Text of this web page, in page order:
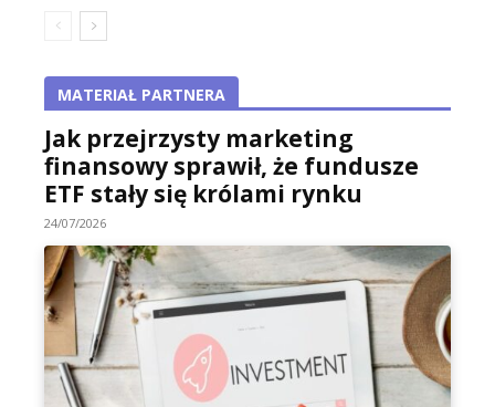
MATERIAŁ PARTNERA
Jak przejrzysty marketing
finansowy sprawił, że fundusze
ETF stały się królami rynku
24/07/2026